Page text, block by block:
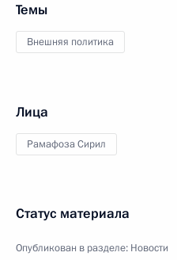
Темы
Внешняя политика
Лица
Рамафоза Сирил
Статус материала
Опубликован в разделе: Новости